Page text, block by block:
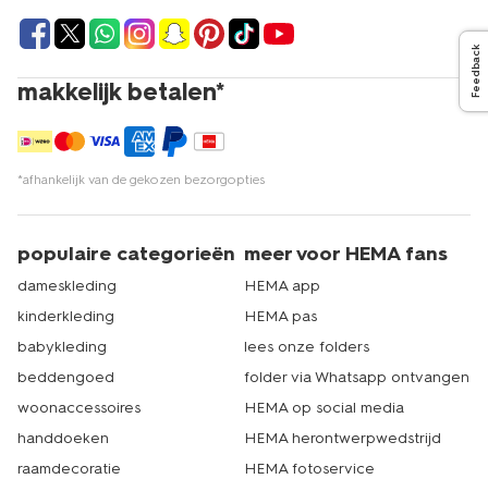
makkelijk betalen*
*afhankelijk van de gekozen bezorgopties
populaire categorieën
dameskleding
kinderkleding
babykleding
beddengoed
woonaccessoires
handdoeken
raamdecoratie
meer voor HEMA fans
HEMA app
HEMA pas
lees onze folders
folder via Whatsapp ontvangen
HEMA op social media
HEMA herontwerpwedstrijd
HEMA fotoservice
Feedback